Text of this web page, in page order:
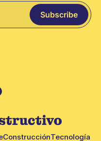
Subscribe
ConstrucciónTecnología